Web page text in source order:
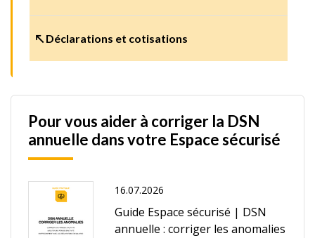
↖ Déclarations et cotisations
Pour vous aider à corriger la DSN
annuelle dans votre Espace sécurisé
16.07.2026
Guide Espace sécurisé | DSN
annuelle : corriger les anomalies